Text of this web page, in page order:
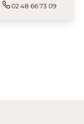
02 48 66 73 09